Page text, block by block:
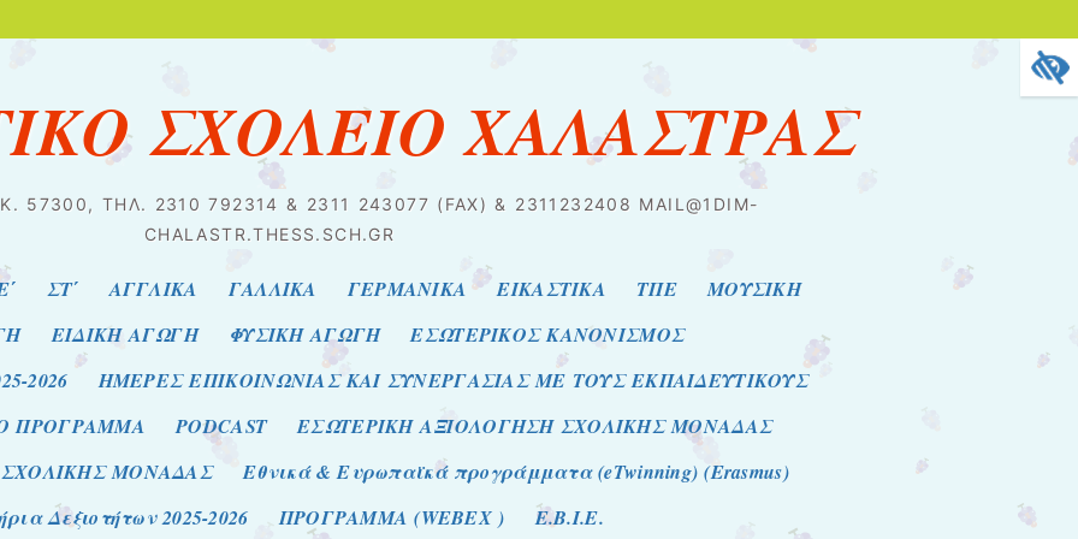
ΣΧΟΛΕΙΟ ΧΑΛΑΣΤΡΑΣ
57300, ΤΗΛ. 2310 792314 & 2311 243077 (FAX) & 2311232408 MAIL@1DIM-
CHALASTR.THESS.SCH.GR
ΣΤ΄ ΑΓΓΛΙΚΑ ΓΑΛΛΙΚΑ ΓΕΡΜΑΝΙΚΑ ΕΙΚΑΣΤΙΚΑ ΤΠΕ
ΜΟΥΣΙΚΗ
ΕΙΔΙΚΗ ΑΓΩΓΗ ΦΥΣΙΚΗ ΑΓΩΓΗ
ΕΣΩΤΕΡΙΚΟΣ ΚΑΝΟΝΙΣΜΟΣ
2026
ΗΜΕΡΕΣ ΕΠΙΚΟΙΝΩΝΙΑΣ ΚΑΙ ΣΥΝΕΡΓΑΣΙΑΣ ΜΕ ΤΟΥΣ ΕΚΠΑΙΔΕΥΤΙΚΟΥΣ
ΠΡΟΓΡΑΜΜΑ
PODCAST
ΕΣΩΤΕΡΙΚΗ ΑΞΙΟΛΟΓΗΣΗ ΣΧΟΛΙΚΗΣ ΜΟΝΑΔΑΣ
ΜΟΝΑΔΑΣ
Εθνικά & Ευρωπαϊκά προγράμματα (eTwinning) (Erasmus)
Δεξιοτήτων 2025-2026
ΠΡΟΓΡΑΜΜΑ (WEBEX ) E.B.I.E.